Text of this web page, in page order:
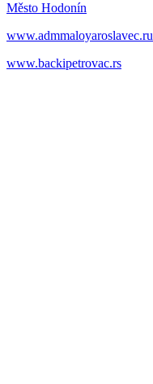
Město Hodonín
www.admmaloyaroslavec.ru
www.backipetrovac.rs